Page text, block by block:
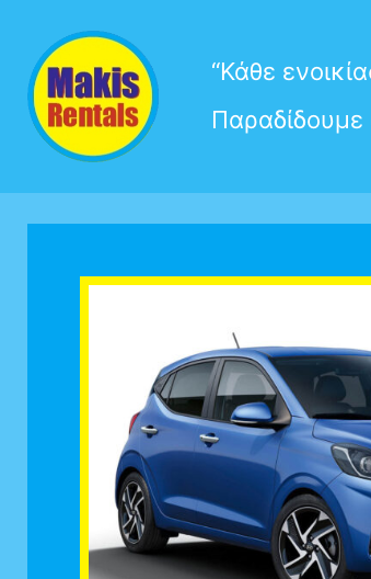
Μετάβαση
στο
περιεχόμενο
“Κάθε
Παραδίδουμε